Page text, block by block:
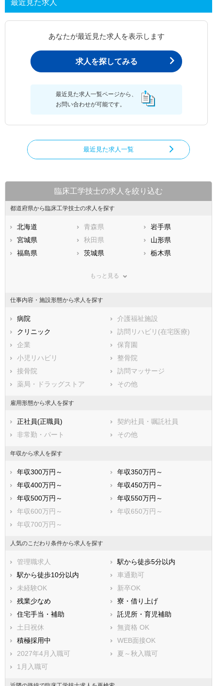
最近見た求人
あなたが最近見た求人を表示します
求人を探してみる
最近見た求人一覧ページから、
お問い合わせが可能です。
最近見た求人一覧
臨床工学技士の求人を絞り込む
都道府県から臨床工学技士の求人を探す
北海道 青森県
岩手県
宮城県
秋田県
山形県
福島県
茨城県
栃木県
神奈川県
石川県
福井県
静岡県
三重県
滋賀県
大阪府
兵庫県
鳥取県
広島県
徳島県
香川県
愛媛県
鹿児島県
もっと見る
仕事内容・施設形態から求人を探す
病院
介護福祉施設
クリニック
訪問リハビリ(在宅医療)
企業
保育園
小児リハビリ
整骨院
接骨院
訪問マッサージ
薬局・ドラッグストア
その他
雇用形態から求人を探す
正社員(正職員)
契約社員・嘱託社員
非常勤・パート
その他
年収から求人を探す
年収300万円～
年収350万円～
年収400万円～
年収450万円～
年収500万円～
年収550万円～
年収600万円～
年収650万円～
年収700万円～
人気のこだわり条件から求人を探す
管理職求人
駅から徒歩5分以内
駅から徒歩10分以内
車通勤可
未経験OK
新卒OK
残業少なめ
寮・借り上げ
住宅手当・補助
託児所・育児補助
土日祝休
無資格 OK
積極採用中
WEB面接OK
2027年4月入職可
夏～秋入職可
1月入職可